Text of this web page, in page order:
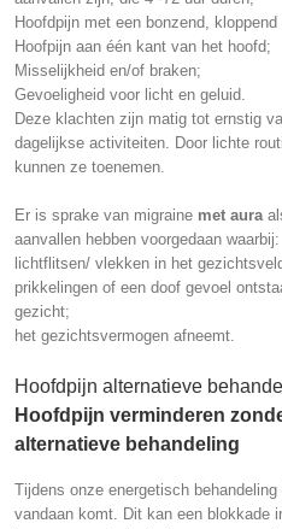
Hoofdpijn met een bonzend,
Hoofpijn aan één kant van het hoofd;
Misselijkheid en/of braken;
Gevoeligheid voor licht en geluid.
Deze klachten zijn matig tot ernstig
dagelijkse activiteiten. Door lichte
kunnen ze toenemen.
Er is sprake van migraine met aura
aanvallen hebben voorgedaan waarbij:
lichtflitsen/ vlekken in het
prikkelingen of een doof gevoel
gezicht;
het gezichtsvermogen afneemt.
Hoofdpijn alternatieve
Hoofdpijn verminderen
alternatieve behandeling
Tijdens onze energetisch
vandaan komt. Dit kan een blokkade